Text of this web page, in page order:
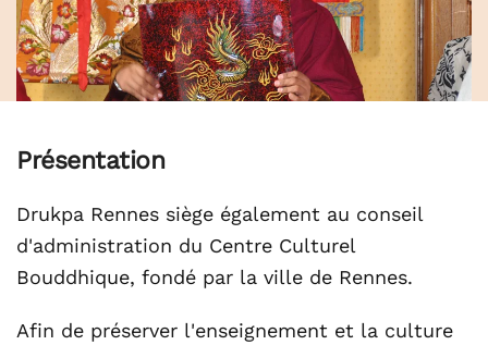
Présentation
Drukpa Rennes siège également au conseil
d'administration du Centre Culturel
Bouddhique, fondé par la ville de Rennes.
Afin de préserver l'enseignement et la culture